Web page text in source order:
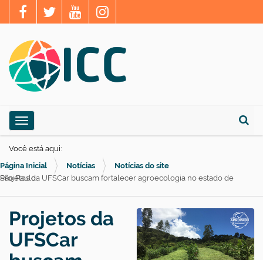
Busca
e
g
a
Toggle navigation
Você está aqui:
Página Inicial
Notícias
Notícias do site
Projetos da UFSCar buscam fortalecer agroecologia no estado de São Paulo
Projetos da
UFSCar